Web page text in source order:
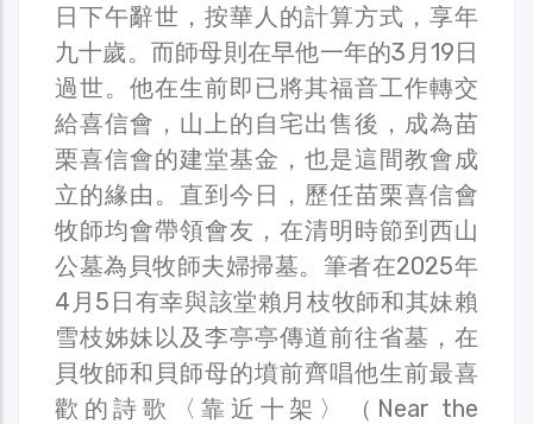
日下午辭世，按華人的計算方式，享年
九十歲。而師母則在早他一年的3月19日
過世。他在生前即已將其福音工作轉交
給喜信會，山上的自宅出售後，成為苗
栗喜信會的建堂基金，也是這間教會成
立的緣由。直到今日，歷任苗栗喜信會
牧師均會帶領會友，在清明時節到西山
公墓為貝牧師夫婦掃墓。筆者在2025年
4月5日有幸與該堂賴月枝牧師和其妹賴
雪枝姊妹以及李亭亭傳道前往省墓，在
貝牧師和貝師母的墳前齊唱他生前最喜
歡的詩歌〈靠近十架〉（Near the